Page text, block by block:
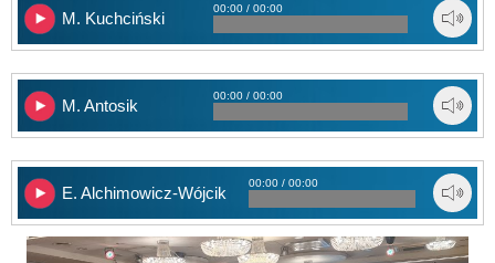
M. Kuchciński
00:00 / 00:00
M. Antosik
00:00 / 00:00
E. Alchimowicz-Wójcik
00:00 / 00:00